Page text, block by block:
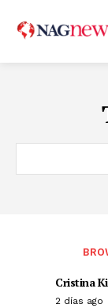
Cristina
2 días ago